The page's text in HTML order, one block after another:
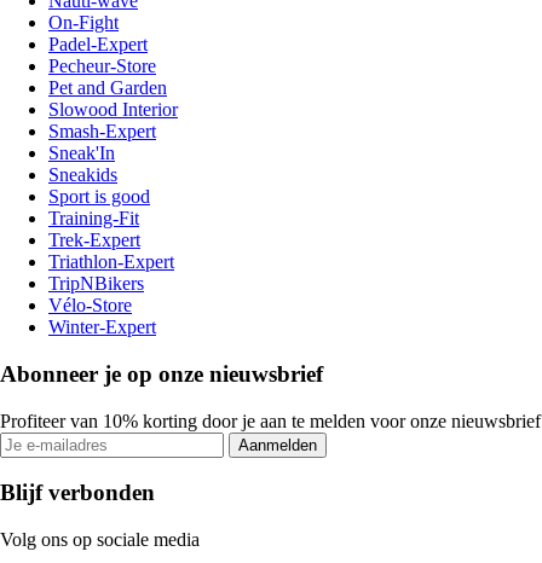
On-Fight
Padel-Expert
Pecheur-Store
Pet and Garden
Slowood Interior
Smash-Expert
Sneak'In
Sneakids
Sport is good
Training-Fit
Trek-Expert
Triathlon-Expert
TripNBikers
Vélo-Store
Winter-Expert
Abonneer je op onze nieuwsbrief
Profiteer van 10% korting door je aan te melden voor onze nieuwsbrief
Aanmelden
Blijf verbonden
Volg ons op sociale media